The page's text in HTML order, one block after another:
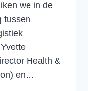
we in de
tussen
Health &
en…